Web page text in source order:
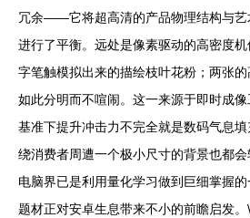
冗余——它将超高清的产品物理结构与艺
进行了平衡。远处是像素驱动的高密度
字笔触模拟出来的描绘枝叶花粉；两张
如此分明而不喧闹。这一来源于即时成
基准下提升冲击力不完全就是数码气息
绕消费者周遭一个极小尺寸的背景也都
电脑界已是利用量化学习做到巨细掌握
题材正对安卓生息带来不小的前瞻启发